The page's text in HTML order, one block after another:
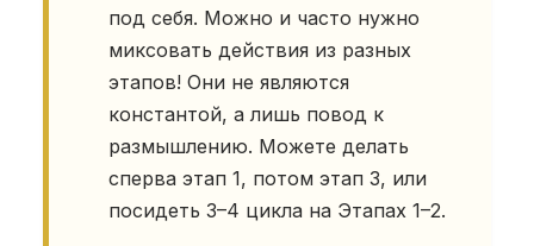
под себя. Можно и часто нужно
миксовать действия из разных
этапов! Они не являются
константой, а лишь повод к
размышлению. Можете делать
сперва этап 1, потом этап 3, или
посидеть 3–4 цикла на Этапах 1–2.